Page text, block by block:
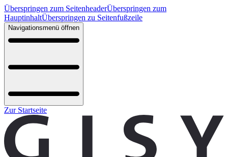
Überspringen zum SeitenheaderÜberspringen zum
HauptinhaltÜberspringen zu Seitenfußzeile
Navigationsmenü öffnen
Zur Startseite